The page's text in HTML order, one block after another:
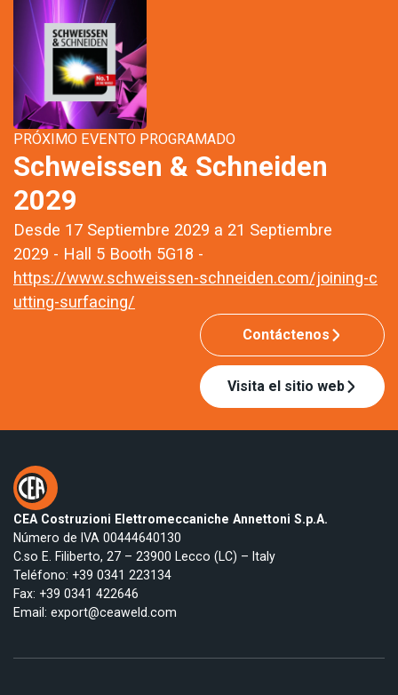
PRÓXIMO EVENTO PROGRAMADO
Schweissen & Schneiden
2029
Desde 17 Septiembre 2029 a 21 Septiembre
2029 - Hall 5 Booth 5G18 -
https://www.schweissen-schneiden.com/joining-c
utting-surfacing/
Contáctenos
Visita el sitio web
CEA Costruzioni Elettromeccaniche Annettoni S.p.A.
Número de IVA 00444640130
C.so E. Filiberto, 27 – 23900 Lecco (LC) – Italy
Teléfono: +39 0341 223134
Fax: +39 0341 422646
Email: export@ceaweld.com